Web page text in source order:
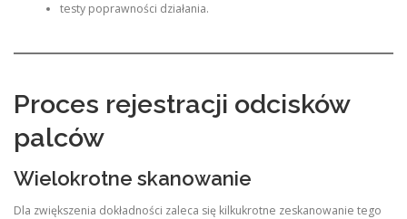
testy poprawności działania.
Proces rejestracji odcisków
palców
Wielokrotne skanowanie
Dla zwiększenia dokładności zaleca się kilkukrotne zeskanowanie tego